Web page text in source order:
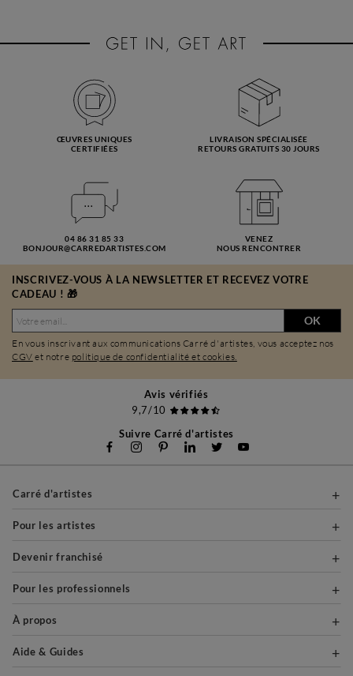
ŒUVRES UNIQUES
CERTIFIÉES
LIVRAISON SPÉCIALISÉE
RETOURS GRATUITS 30 JOURS
04 86 31 85 33
BONJOUR@CARREDARTISTES.COM
VENEZ
NOUS RENCONTRER
INSCRIVEZ-VOUS À LA NEWSLETTER ET RECEVEZ VOTRE
CADEAU ! 🎁
OK
En vous inscrivant aux communications Carré d'artistes, vous acceptez nos
CGV et notre politique de confidentialité et cookies.
Avis vérifiés
9,7/10
Suivre Carré d'artistes
Carré d'artistes
Pour les artistes
Devenir franchisé
Pour les professionnels
À propos
Aide & Guides